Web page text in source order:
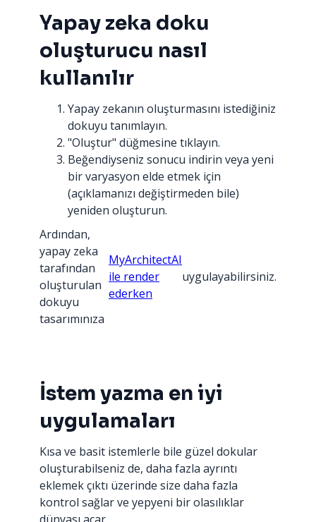
Yapay zeka doku
oluşturucu nasıl
kullanılır
Yapay zekanın oluşturmasını istediğiniz
dokuyu tanımlayın.
"Oluştur" düğmesine tıklayın.
Beğendiyseniz sonucu indirin veya yeni
bir varyasyon elde etmek için
(açıklamanızı değiştirmeden bile)
yeniden oluşturun.
Ardından,
yapay zeka
tarafından
oluşturulan
dokuyu
tasarımınıza
MyArchitectAI
ile render
ederken
uygulayabilirsiniz.
İstem yazma en iyi
uygulamaları
Kısa ve basit istemlerle bile güzel dokular
oluşturabilseniz de, daha fazla ayrıntı
eklemek çıktı üzerinde size daha fazla
kontrol sağlar ve yepyeni bir olasılıklar